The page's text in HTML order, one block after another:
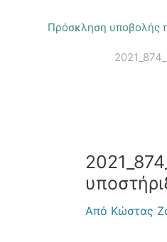
Πρόσκληση υποβολής
Από Κώστας